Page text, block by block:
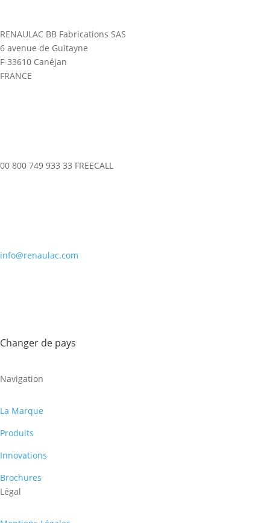
RENAULAC BB Fabrications SAS
6 avenue de Guitayne
F-33610 Canéjan
FRANCE
00 800 749 933 33 FREECALL
info@renaulac.com
Changer de pays
Navigation
La Marque
Produits
Innovations
Brochures
Légal